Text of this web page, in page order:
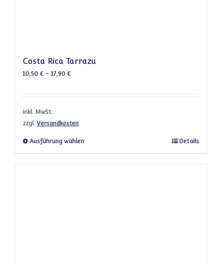
Costa Rica Tarrazu
10,50 €– 17,90 €
inkl. MwSt.
zzgl. Versandkosten
Ausführung wählen Dieses Produkt weist mehrere Varianten
Details